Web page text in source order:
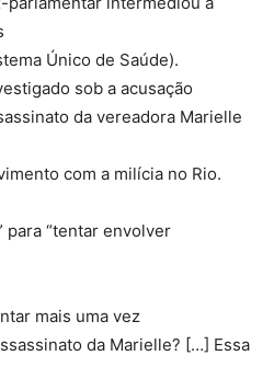
Único de Saúde).
sob a acusação
da vereadora Marielle
com a milícia no Rio.
para “tentar envolver
mais uma vez
da Marielle? […] Essa